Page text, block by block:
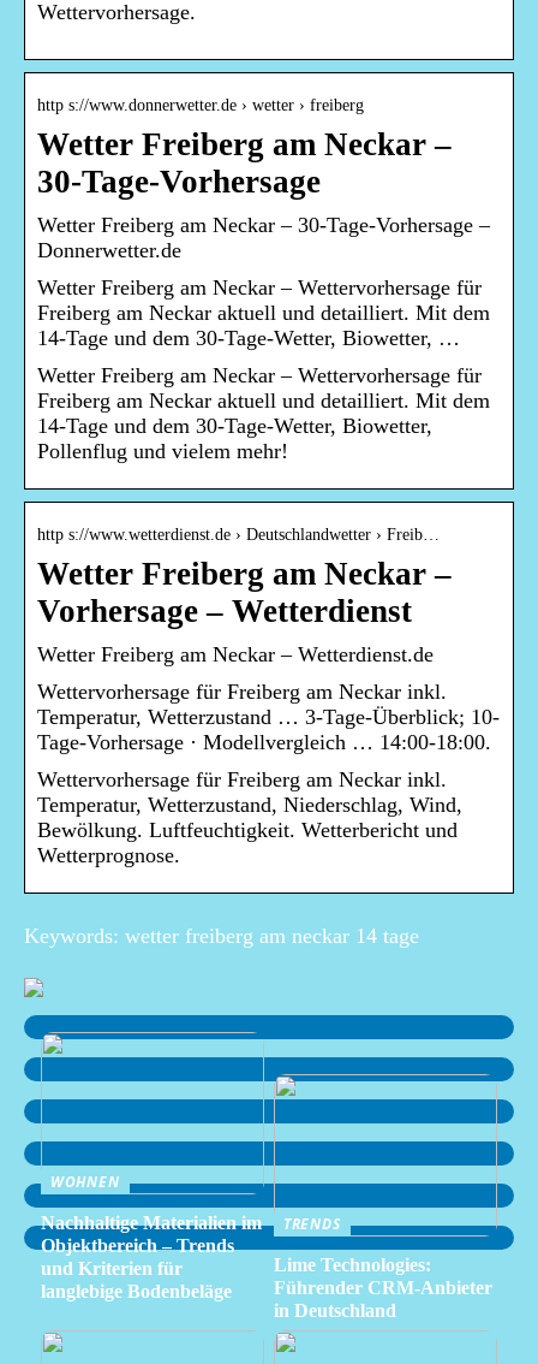
Wettervorhersage.
http s://www.donnerwetter.de › wetter › freiberg
Wetter Freiberg am Neckar –
30-Tage-Vorhersage
Wetter Freiberg am Neckar – 30-Tage-Vorhersage –
Donnerwetter.de
Wetter Freiberg am Neckar – Wettervorhersage für
Freiberg am Neckar aktuell und detailliert. Mit dem
14-Tage und dem 30-Tage-Wetter, Biowetter, …
Wetter Freiberg am Neckar – Wettervorhersage für
Freiberg am Neckar aktuell und detailliert. Mit dem
14-Tage und dem 30-Tage-Wetter, Biowetter,
Pollenflug und vielem mehr!
http s://www.wetterdienst.de › Deutschlandwetter › Freib…
Wetter Freiberg am Neckar –
Vorhersage – Wetterdienst
Wetter Freiberg am Neckar – Wetterdienst.de
Wettervorhersage für Freiberg am Neckar inkl.
Temperatur, Wetterzustand … 3-Tage-Überblick; 10-
Tage-Vorhersage · Modellvergleich … 14:00-18:00.
Wettervorhersage für Freiberg am Neckar inkl.
Temperatur, Wetterzustand, Niederschlag, Wind,
Bewölkung. Luftfeuchtigkeit. Wetterbericht und
Wetterprognose.
Keywords: wetter freiberg am neckar 14 tage
WOHNEN
Nachhaltige Materialien im
Objektbereich – Trends
und Kriterien für
langlebige Bodenbeläge
TRENDS
Lime Technologies:
Führender CRM-Anbieter
in Deutschland